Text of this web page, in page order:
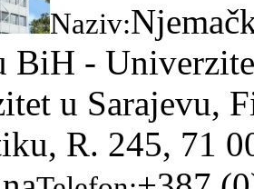
Naziv:
-
u Sarajevu,
R. 245, 71